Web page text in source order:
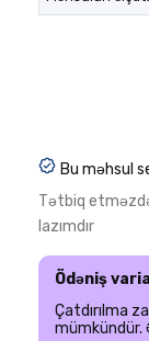
Bu məhsul
Tətbiq
lazımdır
Ödəniş
Çatdırılma
mümkündür.